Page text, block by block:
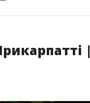
|